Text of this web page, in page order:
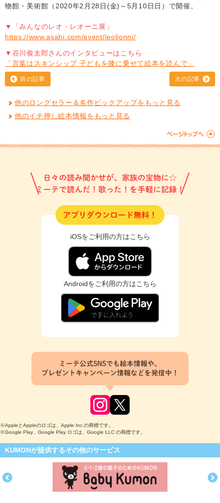
物館・美術館（2020年2月28日(金)～5月10日日）で開催。
▼「みんなのレオ・レオーニ展」
https://www.asahi.com/event/leolionni/
▼谷川俊太郎さんのインタビューはこちら
「言葉はスキンシップ 子どもを膝に乗せて絵本を読んで」
前の記事 次の記事
他のロングセラー＆名作ピックアップをもっと見る
他のイチ押し絵本情報をもっと見る
日々の読み聞かせが、家族の宝物に☆
ミーテで読んだ！歌った！を手軽に記録！
アプリダウンロード無料！
iOSをご利用の方はこちら
Androidをご利用の方はこちら
ミーテ公式SNSでも絵本情報や、
プレゼントキャンペーン情報などを発信中！
※AppleとAppleのロゴは、Apple Inc.の商標です。
※Google Play、Google Play ロゴは、Google LLC の商標です。
KUMONが提供するその他のサービス